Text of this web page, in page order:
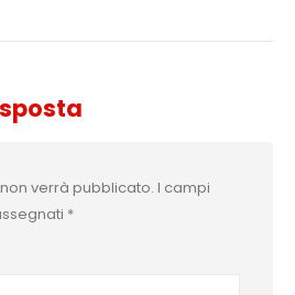
verrà pubblicato. I campi
*